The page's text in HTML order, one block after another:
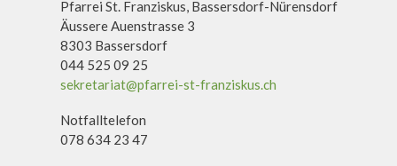
Pfarrei St. Franziskus, Bassersdorf-Nürensdorf
Äussere Auenstrasse 3
8303 Bassersdorf
044 525 09 25
sekretariat@pfarrei-st-franziskus.ch
Notfalltelefon
078 634 23 47